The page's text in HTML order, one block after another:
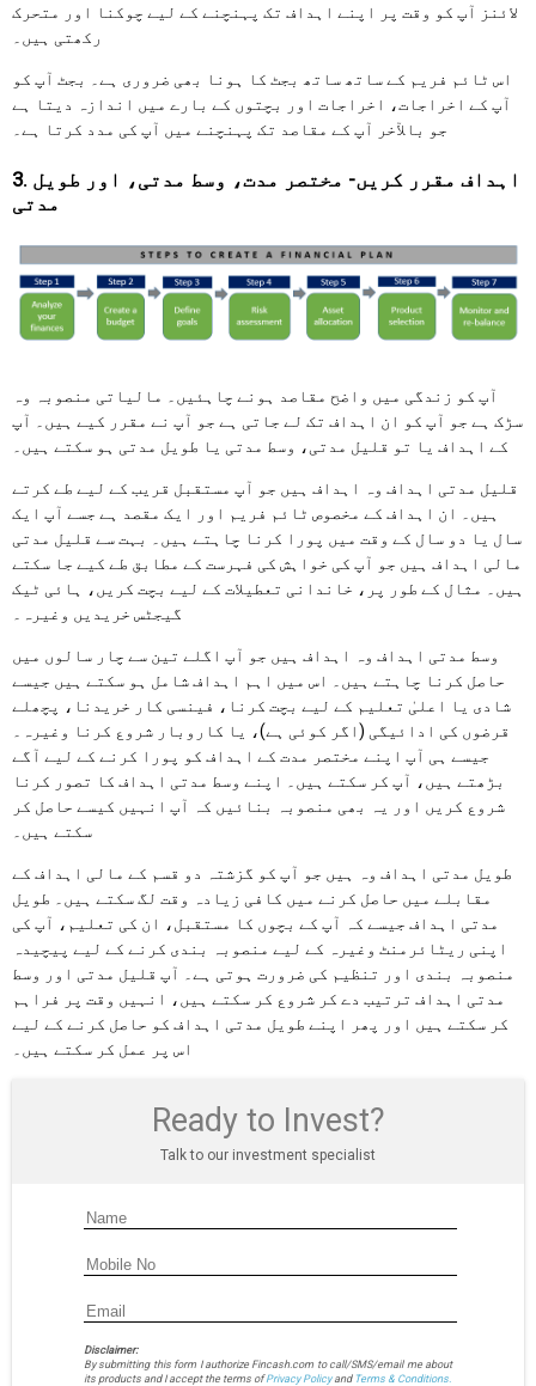
لائنز آپ کو وقت پر اپنے اہداف تک پہنچنے کے لیے چوکنا اور متحرک
رکھتی ہیں۔
اس ٹائم فریم کے ساتھ ساتھ بجٹ کا ہونا بھی ضروری ہے۔ بجٹ آپ کو
آپ کے اخراجات، اخراجات اور بچتوں کے بارے میں اندازہ دیتا ہے
جو بالآخر آپ کے مقاصد تک پہنچنے میں آپ کی مدد کرتا ہے۔
3. اہداف مقرر کریں- مختصر مدت، وسط مدتی، اور طویل
مدتی
آپ کو زندگی میں واضح مقاصد ہونے چاہئیں۔ مالیاتی منصوبہ وہ
سڑک ہے جو آپ کو ان اہداف تک لے جاتی ہے جو آپ نے مقرر کیے ہیں۔ آپ
کے اہداف یا تو قلیل مدتی، وسط مدتی یا طویل مدتی ہو سکتے ہیں۔
قلیل مدتی اہداف وہ اہداف ہیں جو آپ مستقبل قریب کے لیے طے کرتے
ہیں۔ ان اہداف کے مخصوص ٹائم فریم اور ایک مقصد ہے جسے آپ ایک
سال یا دو سال کے وقت میں پورا کرنا چاہتے ہیں۔ بہت سے قلیل مدتی
مالی اہداف ہیں جو آپ کی خواہش کی فہرست کے مطابق طے کیے جا سکتے
ہیں۔ مثال کے طور پر، خاندانی تعطیلات کے لیے بچت کریں، ہائی ٹیک
گیجٹس خریدیں وغیرہ۔
وسط مدتی اہداف وہ اہداف ہیں جو آپ اگلے تین سے چار سالوں میں
حاصل کرنا چاہتے ہیں۔ اس میں اہم اہداف شامل ہو سکتے ہیں جیسے
شادی یا اعلیٰ تعلیم کے لیے بچت کرنا، فینسی کار خریدنا، پچھلے
قرضوں کی ادائیگی (اگر کوئی ہے)، یا کاروبار شروع کرنا وغیرہ۔
جیسے ہی آپ اپنے مختصر مدت کے اہداف کو پورا کرنے کے لیے آگے
بڑھتے ہیں، آپ کر سکتے ہیں۔ اپنے وسط مدتی اہداف کا تصور کرنا
شروع کریں اور یہ بھی منصوبہ بنائیں کہ آپ انہیں کیسے حاصل کر
سکتے ہیں۔
طویل مدتی اہداف وہ ہیں جو آپ کو گزشتہ دو قسم کے مالی اہداف کے
مقابلے میں حاصل کرنے میں کافی زیادہ وقت لگ سکتے ہیں۔ طویل
مدتی اہداف جیسے کہ آپ کے بچوں کا مستقبل، ان کی تعلیم، آپ کی
اپنی ریٹائرمنٹ وغیرہ کے لیے منصوبہ بندی کرنے کے لیے پیچیدہ
منصوبہ بندی اور تنظیم کی ضرورت ہوتی ہے۔ آپ قلیل مدتی اور وسط
مدتی اہداف ترتیب دے کر شروع کر سکتے ہیں، انہیں وقت پر فراہم
کر سکتے ہیں اور پھر اپنے طویل مدتی اہداف کو حاصل کرنے کے لیے
اس پر عمل کر سکتے ہیں۔
Ready to Invest?
Talk to our investment specialist
Disclaimer:
By submitting this form I authorize Fincash.com to call/SMS/email me about
its products and I accept the terms ofPrivacy Policyand Terms & Conditions.